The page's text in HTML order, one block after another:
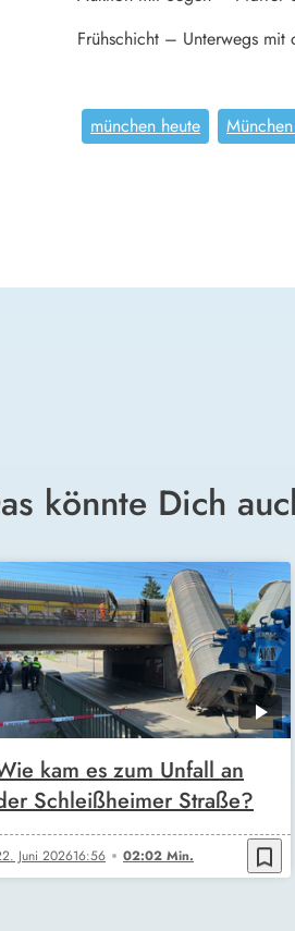
Frühschicht – Unterwegs mit
münchen heute
könnte Dich
kam es zum Unfall an
Schleißheimer Straße?
Juni 202616:56 02:02 Min. bookmark_border